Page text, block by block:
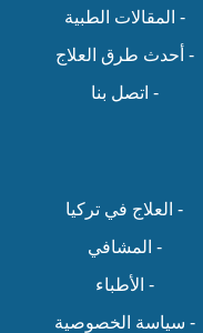
- المقالات الطبية
- أحدث طرق العلاج
- اتصل بنا
- العلاج في تركيا
- المشافي
- الأطباء
- سياسة الخصوصية